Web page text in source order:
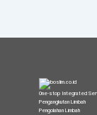
One-stop Integrated
Pengangkutan Limbah
Pengolahan Limbah